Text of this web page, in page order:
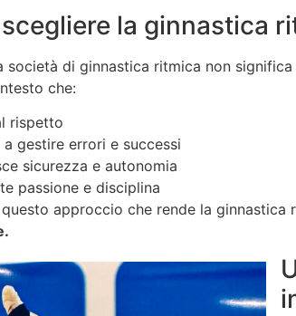
la ginnastica
società di ginnastica ritmica non
che:
rispetto
a gestire errori e successi
sicurezza e autonomia
passione e disciplina
approccio che rende la ginnastica